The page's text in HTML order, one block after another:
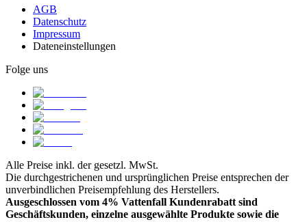
AGB
Datenschutz
Impressum
Dateneinstellungen
Folge uns
Alle Preise inkl. der gesetzl. MwSt.
Die durchgestrichenen und ursprünglichen Preise entsprechen der
unverbindlichen Preisempfehlung des Herstellers.
Ausgeschlossen vom 4% Vattenfall Kundenrabatt sind
Geschäftskunden, einzelne ausgewählte Produkte sowie die